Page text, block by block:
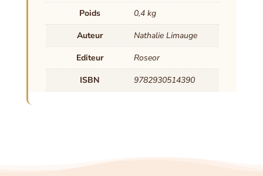
Poids
0,4 kg
Auteur
Nathalie Limauge
Editeur
Roseor
ISBN
9782930514390